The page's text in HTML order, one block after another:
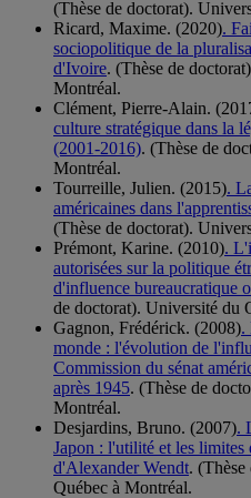
(Thèse de doctorat).
Ricard, Maxime. (2020).
sociopolitique de la
d'Ivoire. (Thèse de
Montréal.
Clément, Pierre-Alain.
culture stratégique dans la
(2001-2016). (Thèse de
Montréal.
Tourreille, Julien. (2015).
américaines dans
(Thèse de doctorat).
Prémont, Karine. (2010).
autorisées sur la politique
d'influence bureaucratique
de doctorat). Université du
Gagnon, Frédérick. (2008).
monde : l'évolution de
Commission du sénat
après 1945. (Thèse de
Montréal.
Desjardins, Bruno. (2007).
Japon : l'utilité et les
d'Alexander Wendt.
Québec à Montréal.